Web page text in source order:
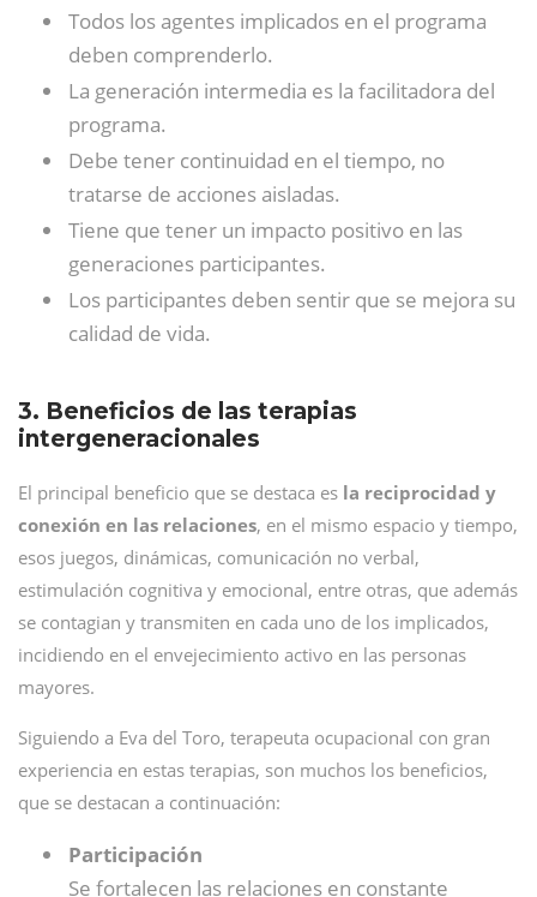
Todos los agentes implicados en el programa
deben comprenderlo.
La generación intermedia es la facilitadora del
programa.
Debe tener continuidad en el tiempo, no
tratarse de acciones aisladas.
Tiene que tener un impacto positivo en las
generaciones participantes.
Los participantes deben sentir que se mejora su
calidad de vida.
3. Beneficios de las terapias
intergeneracionales
El principal beneficio que se destaca es la reciprocidad y
conexión en las relaciones, en el mismo espacio y tiempo,
esos juegos, dinámicas, comunicación no verbal,
estimulación cognitiva y emocional, entre otras, que además
se contagian y transmiten en cada uno de los implicados,
incidiendo en el envejecimiento activo en las personas
mayores.
Siguiendo a Eva del Toro, terapeuta ocupacional con gran
experiencia en estas terapias, son muchos los beneficios,
que se destacan a continuación:
Participación
Se fortalecen las relaciones en constante